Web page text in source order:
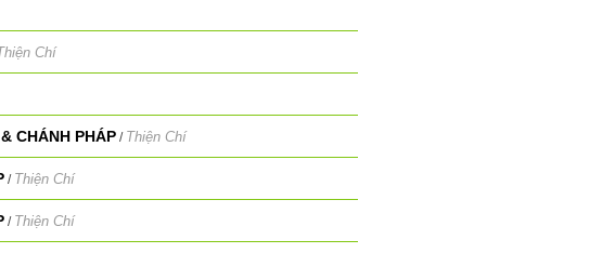
Chí
CHÁNH PHÁP / Thiện Chí
/ Thiện Chí
/ Thiện Chí